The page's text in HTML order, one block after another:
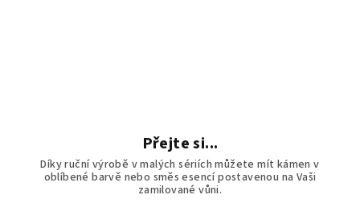
Přejte si...
Díky ruční výrobě v malých sériích můžete mít kámen v
oblíbené barvě nebo směs esencí postavenou na Vaši
zamilované vůni.